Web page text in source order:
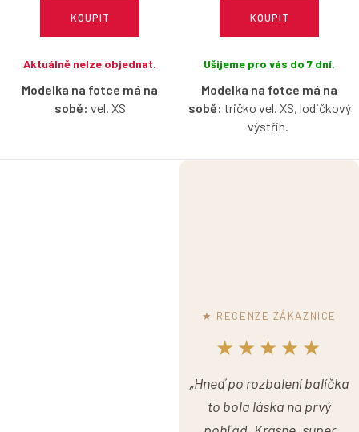
KOUPIT
Aktuálně nelze objednat.
Modelka na fotce má na
sobě: vel. XS
KOUPIT
Ušijeme pro vás do 7 dní.
Modelka na fotce má na
sobě: tričko vel. XS, lodičkový
výstřih.
Bio bavlněné tričko s
★ RECENZE ZÁKAZNICE
★★★★★
„Hneď po rozbalení balíčka
to bola láska na prvý